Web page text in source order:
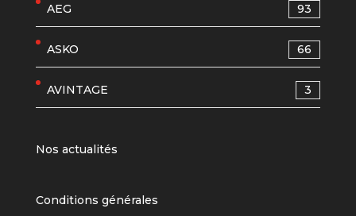
AEG 93
ASKO 66
AVINTAGE 3
Nos actualités
Conditions générales